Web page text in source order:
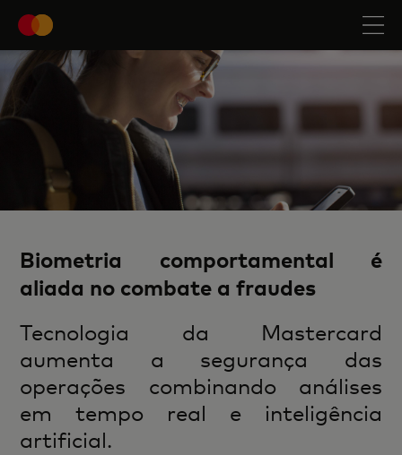
Biometria comportamental é
aliada no combate a fraudes
Tecnologia da Mastercard
aumenta a segurança das
operações combinando análises
em tempo real e inteligência
artificial.